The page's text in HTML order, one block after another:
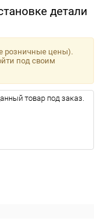
детали
розничные цены).
под своим
товар под заказ.